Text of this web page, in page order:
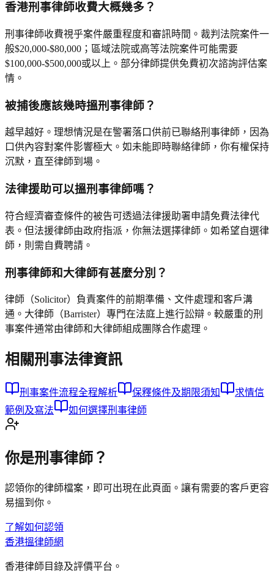
香港刑事律師收費大概幾多？
刑事律師收費視乎案件嚴重程度和審訊時間。裁判法院案件一
般$20,000-$80,000；區域法院或高等法院案件可能需要
$100,000-$500,000或以上。部分律師提供免費初次諮詢評估案
情。
被捕後應該幾時搵刑事律師？
越早越好。理想情況是在警署落口供前已聯絡刑事律師，因為
口供內容對案件影響極大。如未能即時聯絡律師，你有權保持
沉默，直至律師到場。
法律援助可以搵刑事律師嗎？
符合經濟審查條件的被告可透過法律援助署申請免費法律代
表。但法援律師由政府指派，你無法選擇律師。如希望自選律
師，則需自費聘請。
刑事律師和大律師有甚麼分別？
律師（Solicitor）負責案件的前期準備、文件處理和客戶溝
通。大律師（Barrister）專門在法庭上進行訟辯。較嚴重的刑
事案件通常由律師和大律師組成團隊合作處理。
相關刑事法律資訊
刑事案件流程全程解析 保釋條件及期限須知
求情信
範例及寫法
如何選擇刑事律師
你是刑事律師？
認領你的律師檔案，即可出現在此頁面。讓有需要的客戶更容
易搵到你。
了解如何認領
香港搵律師網
香港律師目錄及評價平台。